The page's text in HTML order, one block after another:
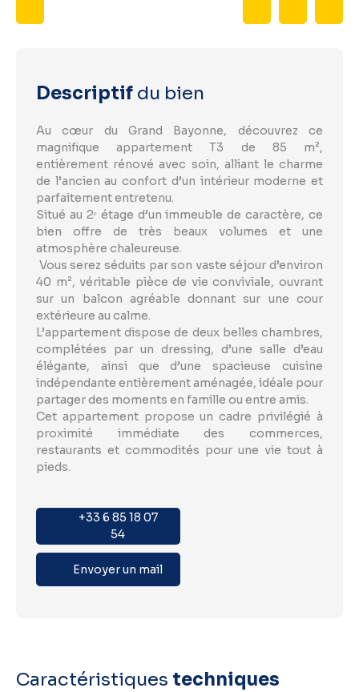
Descriptif du bien
Au cœur du Grand Bayonne, découvrez ce
magnifique appartement T3 de 85 m²,
entièrement rénové avec soin, alliant le charme
de l’ancien au confort d’un intérieur moderne et
parfaitement entretenu.
Situé au 2ᵉ étage d’un immeuble de caractère, ce
bien offre de très beaux volumes et une
atmosphère chaleureuse.
Vous serez séduits par son vaste séjour d’environ
40 m², véritable pièce de vie conviviale, ouvrant
sur un balcon agréable donnant sur une cour
extérieure au calme.
L’appartement dispose de deux belles chambres,
complétées par un dressing, d’une salle d’eau
élégante, ainsi que d’une spacieuse cuisine
indépendante entièrement aménagée, idéale pour
partager des moments en famille ou entre amis.
Cet appartement propose un cadre privilégié à
proximité immédiate des commerces,
restaurants et commodités pour une vie tout à
pieds.
+33 6 85 18 07
54
Envoyer un mail
Caractéristiques techniques